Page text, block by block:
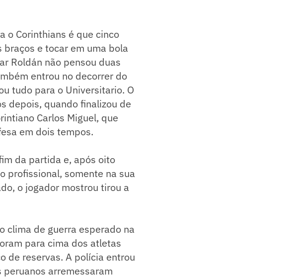
o Corinthians é que cinco
e tocar em uma bola
Roldán não pensou duas
entrou no decorrer do
tudo para o Universitario. O
depois, quando finalizou de
Carlos Miguel, que
em dois tempos.
da partida e, após oito
profissional, somente na sua
o jogador mostrou tirou a
clima de guerra esperado na
para cima dos atletas
de reservas. A polícia entrou
arremessaram